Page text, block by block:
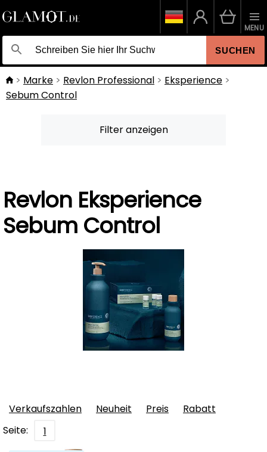
SUCHEN
MENU
Marke Revlon Professional
Eksperience
Sebum Control
Filter anzeigen
Revlon Eksperience
Sebum Control
Verkaufszahlen Neuheit Preis
Rabatt
Seite:
1